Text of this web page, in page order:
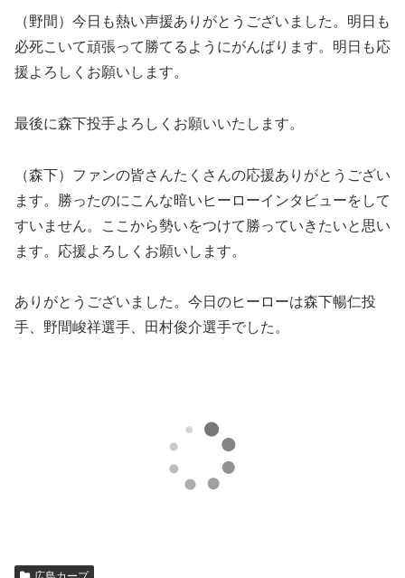
（野間）今日も熱い声援ありがとうございました。明日も
必死こいて頑張って勝てるようにがんばります。明日も応
援よろしくお願いします。
最後に森下投手よろしくお願いいたします。
（森下）ファンの皆さんたくさんの応援ありがとうござい
ます。勝ったのにこんな暗いヒーローインタビューをして
すいません。ここから勢いをつけて勝っていきたいと思い
ます。応援よろしくお願いします。
ありがとうございました。今日のヒーローは森下暢仁投
手、野間峻祥選手、田村俊介選手でした。